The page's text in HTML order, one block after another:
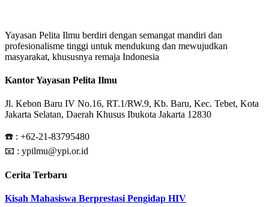
Yayasan Pelita Ilmu berdiri dengan semangat mandiri dan
profesionalisme tinggi untuk mendukung dan mewujudkan
masyarakat, khususnya remaja Indonesia
Kantor Yayasan Pelita Ilmu
Jl. Kebon Baru IV No.16, RT.1/RW.9, Kb. Baru, Kec. Tebet, Kota
Jakarta Selatan, Daerah Khusus Ibukota Jakarta 12830
☎️ : +62-21-83795480
📧 : ypilmu@ypi.or.id
Cerita Terbaru
Kisah Mahasiswa Berprestasi Pengidap HIV